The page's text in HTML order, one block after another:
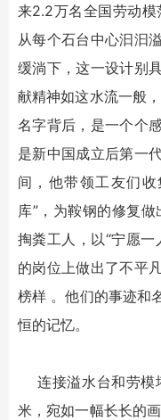
来2.2万名全国劳动模
从每个石台中心汩汩
缓淌下，这一设计别
献精神如这水流一般
名字背后，是一个个
是新中国成立后第一
间，他带领工友们
库”，为鞍钢的修复
掏粪工人，以“宁愿
的岗位上做出了不平
榜样 。他们的事迹和
恒的记忆。
连接溢水台和劳模
米，宛如一幅长长的